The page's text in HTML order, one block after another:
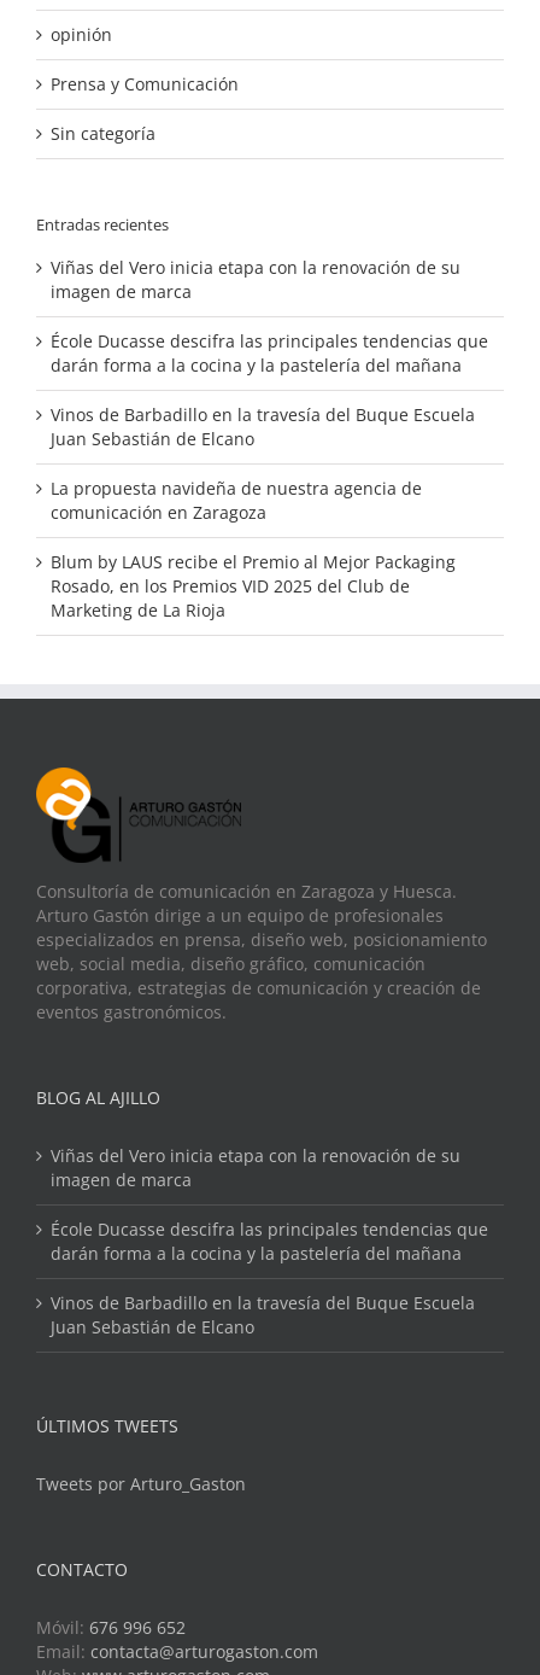
opinión
Prensa y Comunicación
Sin categoría
Entradas recientes
Viñas del Vero inicia etapa con la renovación de su
imagen de marca
École Ducasse descifra las principales tendencias que
darán forma a la cocina y la pastelería del mañana
Vinos de Barbadillo en la travesía del Buque Escuela
Juan Sebastián de Elcano
La propuesta navideña de nuestra agencia de
comunicación en Zaragoza
Blum by LAUS recibe el Premio al Mejor Packaging
Rosado, en los Premios VID 2025 del Club de
Marketing de La Rioja
Consultoría de comunicación en Zaragoza y Huesca.
Arturo Gastón dirige a un equipo de profesionales
especializados en prensa, diseño web, posicionamiento
web, social media, diseño gráfico, comunicación
corporativa, estrategias de comunicación y creación de
eventos gastronómicos.
BLOG AL AJILLO
Viñas del Vero inicia etapa con la renovación de su
imagen de marca
École Ducasse descifra las principales tendencias que
darán forma a la cocina y la pastelería del mañana
Vinos de Barbadillo en la travesía del Buque Escuela
Juan Sebastián de Elcano
ÚLTIMOS TWEETS
Tweets por Arturo_Gaston
CONTACTO
Móvil: 676 996 652
Email: contacta@arturogaston.com